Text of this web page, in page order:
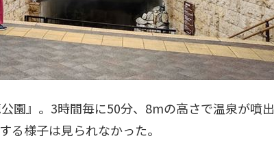
園』。3時間毎に50分、8mの高さで温泉が噴出
る様子は見られなかった。